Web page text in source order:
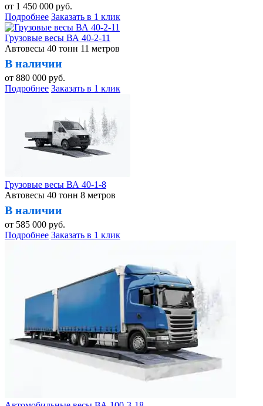
от 1 450 000 руб.
Подробнее Заказать в 1 клик
Грузовые весы ВА 40-2-11
Автовесы 40 тонн 11 метров
В наличии
от 880 000 руб.
Подробнее Заказать в 1 клик
Грузовые весы ВА 40-1-8
Автовесы 40 тонн 8 метров
В наличии
от 585 000 руб.
Подробнее Заказать в 1 клик